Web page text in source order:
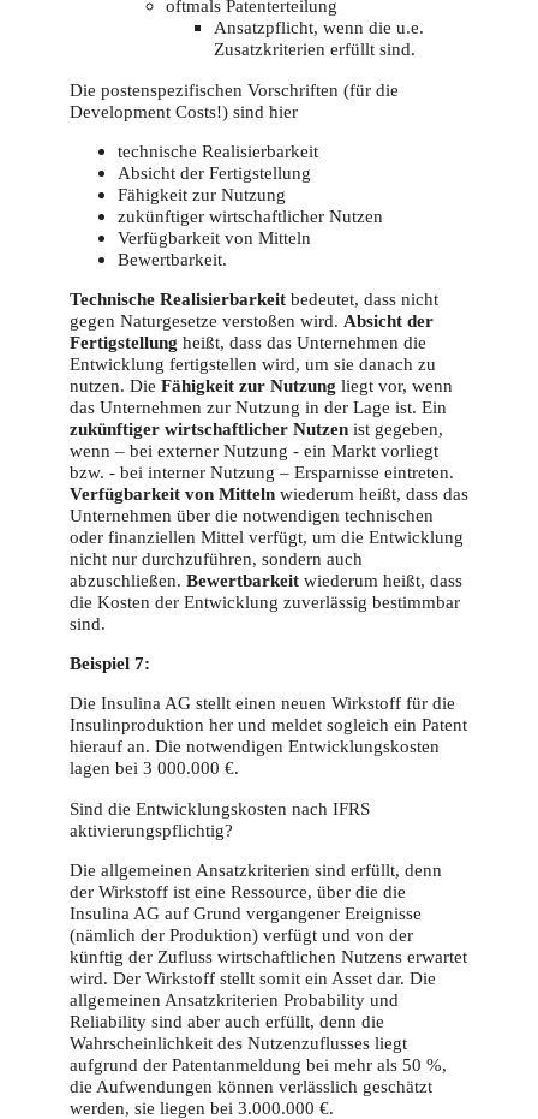
oftmals Patenterteilung
Ansatzpflicht, wenn die u.e.
Zusatzkriterien erfüllt sind.
Die postenspezifischen Vorschriften (für die
Development Costs!) sind hier
technische Realisierbarkeit
Absicht der Fertigstellung
Fähigkeit zur Nutzung
zukünftiger wirtschaftlicher Nutzen
Verfügbarkeit von Mitteln
Bewertbarkeit.
Technische Realisierbarkeit bedeutet, dass nicht
gegen Naturgesetze verstoßen wird. Absicht der
Fertigstellung heißt, dass das Unternehmen die
Entwicklung fertigstellen wird, um sie danach zu
nutzen. Die Fähigkeit zur Nutzung liegt vor, wenn
das Unternehmen zur Nutzung in der Lage ist. Ein
zukünftiger wirtschaftlicher Nutzen ist gegeben,
wenn – bei externer Nutzung - ein Markt vorliegt
bzw. - bei interner Nutzung – Ersparnisse eintreten.
Verfügbarkeit von Mitteln wiederum heißt, dass das
Unternehmen über die notwendigen technischen
oder finanziellen Mittel verfügt, um die Entwicklung
nicht nur durchzuführen, sondern auch
abzuschließen. Bewertbarkeit wiederum heißt, dass
die Kosten der Entwicklung zuverlässig bestimmbar
sind.
Beispiel 7:
Die Insulina AG stellt einen neuen Wirkstoff für die
Insulinproduktion her und meldet sogleich ein Patent
hierauf an. Die notwendigen Entwicklungskosten
lagen bei 3 000.000 €.
Sind die Entwicklungskosten nach IFRS
aktivierungspflichtig?
Die allgemeinen Ansatzkriterien sind erfüllt, denn
der Wirkstoff ist eine Ressource, über die die
Insulina AG auf Grund vergangener Ereignisse
(nämlich der Produktion) verfügt und von der
künftig der Zufluss wirtschaftlichen Nutzens erwartet
wird. Der Wirkstoff stellt somit ein Asset dar. Die
allgemeinen Ansatzkriterien Probability und
Reliability sind aber auch erfüllt, denn die
Wahrscheinlichkeit des Nutzenzuflusses liegt
aufgrund der Patentanmeldung bei mehr als 50 %,
die Aufwendungen können verlässlich geschätzt
werden, sie liegen bei 3.000.000 €.